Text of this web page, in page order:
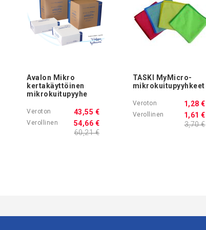
Avalon Mikro
kertakäyttöinen
mikrokuitupyyhe
54,66 €
43,55 €
60,21 €
TASKI MyMicro-
mikrokuitupyyhkeet
1,61 €
1,28 €
3,70 €